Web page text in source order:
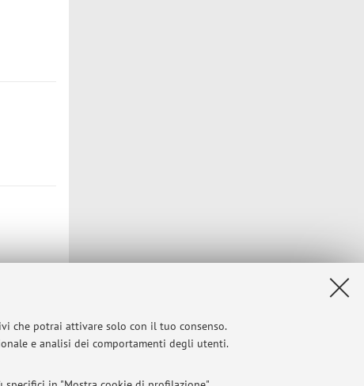
che potrai attivare solo con il tuo consenso.
e analisi dei comportamenti degli utenti.